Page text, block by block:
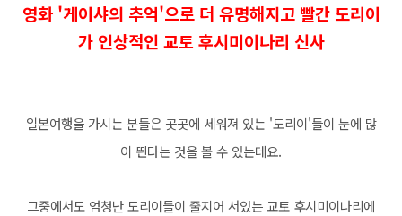
영화 '게이샤의 추억'으로 더 유명해지고 빨간 도리이
가 인상적인 교토 후시미이나리 신사
일본여행을 가시는 분들은 곳곳에 세워져 있는 '도리이'들이 눈에 많
이 띈다는 것을 볼 수 있는데요.
그중에서도 엄청난 도리이들이 줄지어 서있는 교토 후시미이나리에